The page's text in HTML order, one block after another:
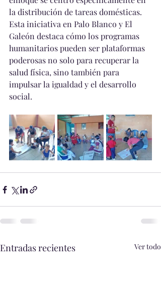
la distribución de tareas domésticas.
Esta iniciativa en Palo Blanco y El
Galeón destaca cómo los programas
humanitarios pueden ser plataformas
poderosas no solo para recuperar la
salud física, sino también para
impulsar la igualdad y el desarrollo
social.
Entradas recientes Ver todo